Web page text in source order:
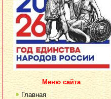
Меню сайта
Главная